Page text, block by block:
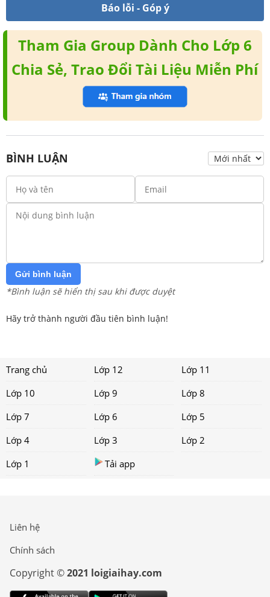
Báo lỗi - Góp ý
Tham Gia Group Dành Cho Lớp 6
Chia Sẻ, Trao Đổi Tài Liệu Miễn Phí
BÌNH LUẬN
Gửi bình luận
*Bình luận sẽ hiển thị sau khi được duyệt
Hãy trở thành người đầu tiên bình luận!
Trang chủ Lớp 12
Lớp 11
Lớp 10
Lớp 9
Lớp 8
Lớp 7
Lớp 6
Lớp 5
Lớp 4
Lớp 3
Lớp 2
Lớp 1
Tải app
Liên hệ
Chính sách
Copyright ©2021 loigiaihay.com